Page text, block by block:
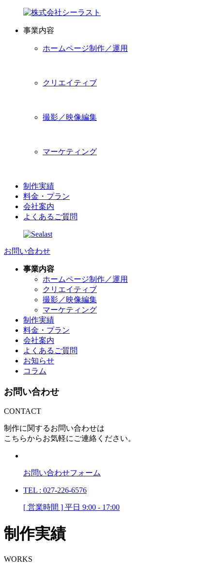
事業内容
ホームページ制作／運用
クリエイティブ
撮影／映像編集
マーケティング
制作実績
料金・プラン
会社案内
よくあるご質問
お問い合わせ
事業内容
ホームページ制作／運用
クリエイティブ
撮影／映像編集
マーケティング
制作実績
料金・プラン
会社案内
よくあるご質問
お知らせ
コラム
お問い合わせ
CONTACT
制作に関するお問い合わせは
こちらからお気軽にご連絡ください。
お問い合わせフォーム
TEL : 027-226-6576
[ 営業時間 ] 平日 9:00 - 17:00
制作実績
WORKS